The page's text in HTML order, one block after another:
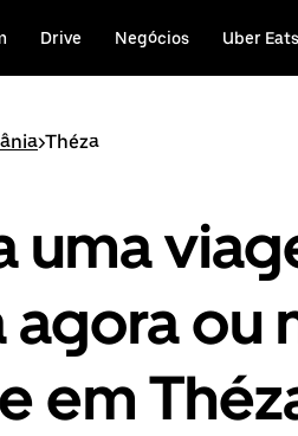
Drive Negócios Uber Eats
>Théza
uma
agora ou
em